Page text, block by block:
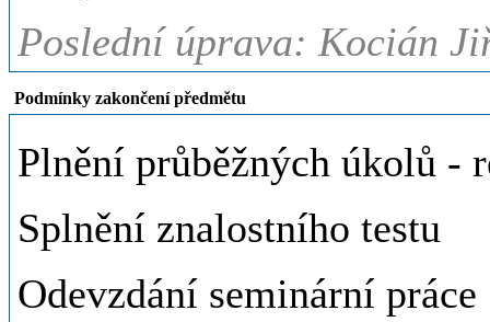
Poslední úprava: Kocián
Podmínky zakončení předmětu
Plnění průběžných úkolů -
Splnění znalostního testu
Odevzdání seminární práce